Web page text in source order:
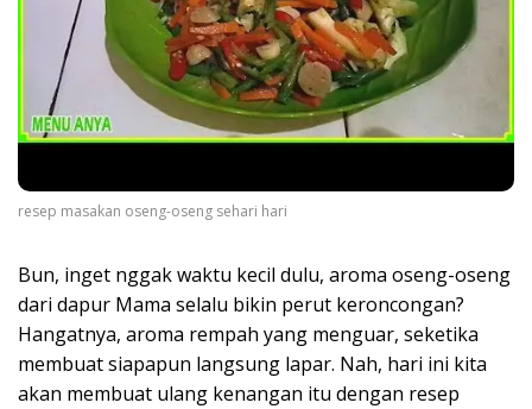
resep masakan oseng-oseng sehari hari
Bun, inget nggak waktu kecil dulu, aroma oseng-oseng
dari dapur Mama selalu bikin perut keroncongan?
Hangatnya, aroma rempah yang menguar, seketika
membuat siapapun langsung lapar. Nah, hari ini kita
akan membuat ulang kenangan itu dengan resep